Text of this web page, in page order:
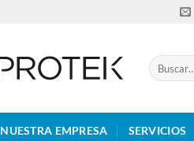
Buscar
por:
NUESTRA EMPRESA SERVICIOS